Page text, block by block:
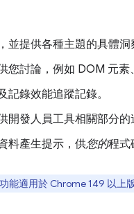
提供各種主題的具體
您討論，例如 DOM 元素
錄效能追蹤記錄。
發人員工具相關部分的
料產生提示，供您的程式
能適用於 Chrome 149 以上版